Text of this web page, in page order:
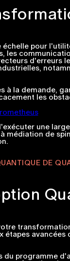
pour
d'erreurs
la demande,
les
une
de
DE
avancées
programme